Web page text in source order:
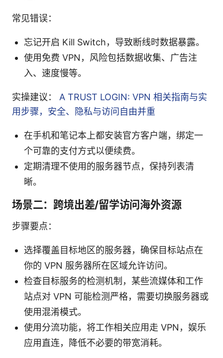
常见错误：
忘记开启 Kill Switch，导致断线时数据暴露。
使用免费 VPN，风险包括数据收集、广告注
入、速度慢等。
实操建议： A TRUST LOGIN: VPN 相关指南与实
用步骤，安全、隐私与访问自由并重
在手机和笔记本上都安装官方客户端，绑定一
个可靠的支付方式以便续费。
定期清理不使用的服务器节点，保持列表清
晰。
场景二：跨境出差/留学访问海外资源
步骤要点：
选择覆盖目标地区的服务器，确保目标站点在
你的 VPN 服务器所在区域允许访问。
检查目标服务的检测机制，某些流媒体和工作
站点对 VPN 可能检测严格，需要切换服务器或
使用混淆模式。
使用分流功能，将工作相关应用走 VPN，娱乐
应用直连，降低不必要的带宽消耗。